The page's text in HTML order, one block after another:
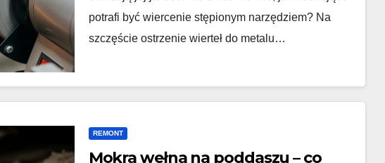
potrafi być wiercenie stępionym narzędziem? Na
szczęście ostrzenie wierteł do metalu…
REMONT
Mokra wełna na poddaszu – co